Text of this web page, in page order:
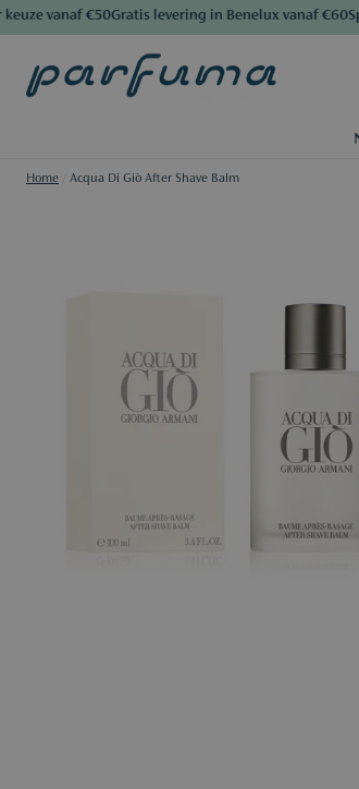
vanaf €50Gratis levering in Benelux vanaf €60
Home Acqua Di Giò After Shave Balm